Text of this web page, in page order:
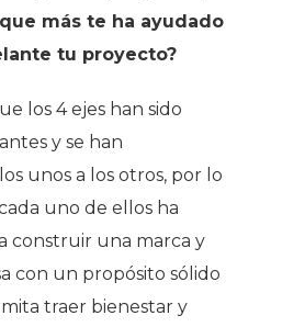
más te ha ayudado
tu proyecto?
los 4 ejes han sido
y se han
unos a los otros, por lo
uno de ellos ha
construir una marca y
con un propósito sólido
traer bienestar y